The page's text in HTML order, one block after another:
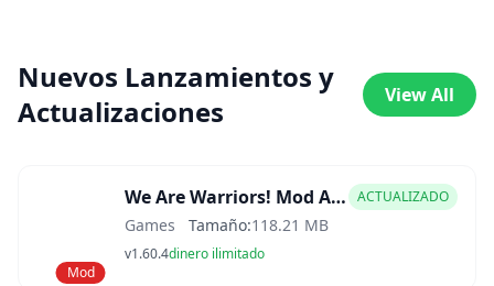
Nuevos Lanzamientos y
Actualizaciones
View All
Mod
We Are Warriors! Mod APK ACTUALIZADO
Games Tamaño:118.21 MB
v1.60.4dinero ilimitado